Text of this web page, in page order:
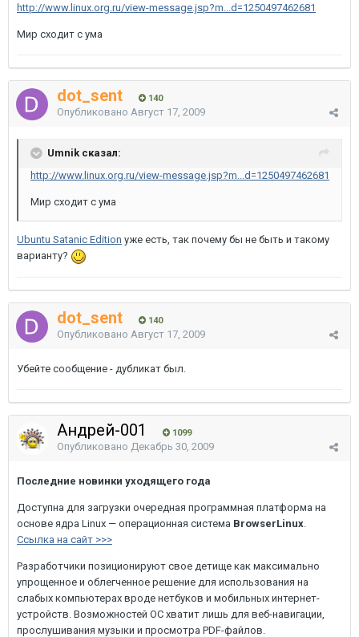
http://www.linux.org.ru/view-message.jsp?m...d=1250497462681
Мир сходит с ума
dot_sent 140
Опубликовано Август 17, 2009
Umnik сказал:
http://www.linux.org.ru/view-message.jsp?m...d=1250497462681
Мир сходит с ума
Ubuntu Satanic Edition уже есть, так почему бы не быть и такому
варианту?
dot_sent 140
Опубликовано Август 17, 2009
Убейте сообщение - дубликат был.
Андрей-001 1099
Опубликовано Декабрь 30, 2009
Последние новинки уходящего года
Доступна для загрузки очередная программная платформа на
основе ядра Linux — операционная система BrowserLinux.
Ссылка на сайт >>>
Разработчики позиционируют свое детище как максимально
упрощенное и облегченное решение для использования на
слабых компьютерах вроде нетбуков и мобильных интернет-
устройств. Возможностей ОС хватит лишь для веб-навигации,
прослушивания музыки и просмотра PDF-файлов.